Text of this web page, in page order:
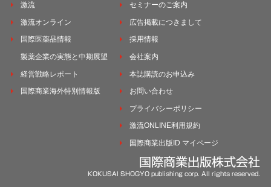
激流
激流オンライン
国際医薬品情報
製薬企業の実態と中期展望
経営戦略レポート
国際商業海外特別情報版
セミナーのご案内
広告掲載につきまして
採用情報
会社案内
本誌購読のお申込み
お問い合わせ
プライバシーポリシー
激流ONLINE利用規約
国際商業出版ID マイページ